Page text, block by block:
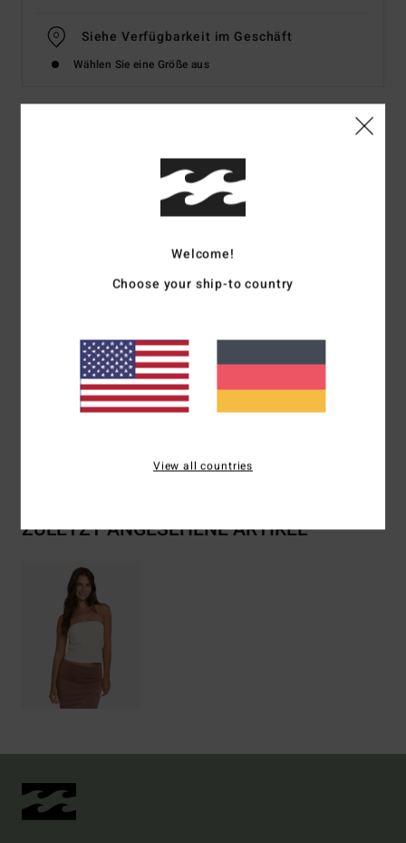
Siehe Verfügbarkeit im Geschäft
Wählen Sie eine Größe aus
Farbcodewcp
Logo:Metallplakette
Zusammensetzung60 % Baumwolle, 40 % Polyester
ZULETZT ANGESEHENE ARTIKEL
Welcome!
Choose your ship-to country
View all countries